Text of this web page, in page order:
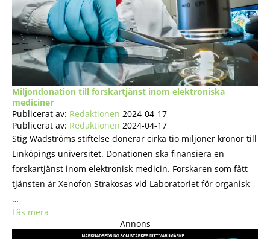
Miljondonation till forskartjänst inom elektroniska
mediciner
Publicerat av: Redaktionen 2024-04-17
Publicerat av: Redaktionen 2024-04-17
Stig Wadströms stiftelse donerar cirka tio miljoner kronor till
Linköpings universitet. Donationen ska finansiera en
forskartjänst inom elektronisk medicin. Forskaren som fått
tjänsten är Xenofon Strakosas vid Laboratoriet för organisk
…
Läs mera
Annons